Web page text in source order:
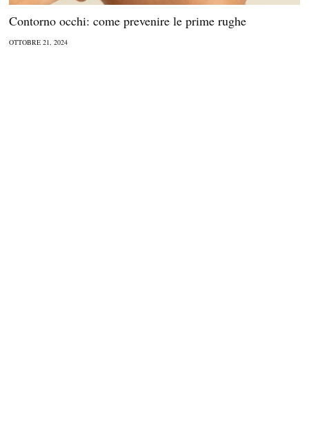
Contorno occhi: come prevenire le prime rughe
OTTOBRE 21, 2024